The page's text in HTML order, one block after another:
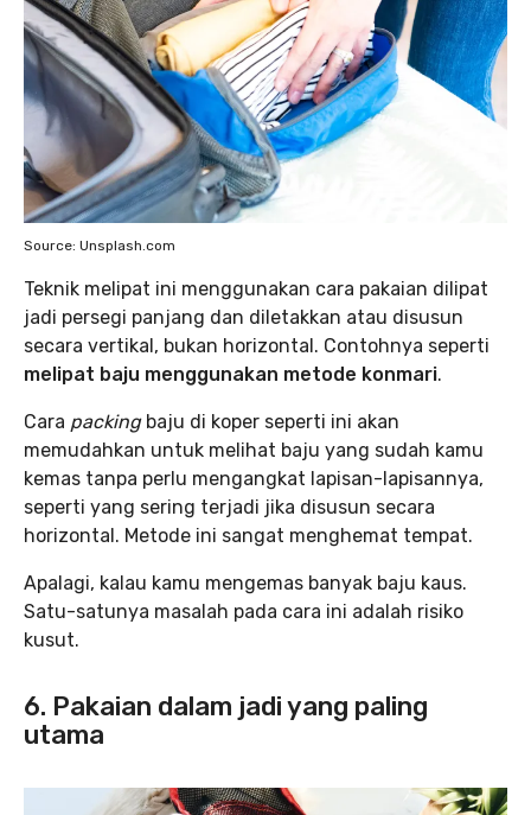
Source: Unsplash.com
Teknik melipat ini menggunakan cara pakaian dilipat
jadi persegi panjang dan diletakkan atau disusun
secara vertikal, bukan horizontal. Contohnya seperti
melipat baju menggunakan metode konmari.
Cara packingbaju di koper seperti ini akan
memudahkan untuk melihat baju yang sudah kamu
kemas tanpa perlu mengangkat lapisan-lapisannya,
seperti yang sering terjadi jika disusun secara
horizontal. Metode ini sangat menghemat tempat.
Apalagi, kalau kamu mengemas banyak baju kaus.
Satu-satunya masalah pada cara ini adalah risiko
kusut.
6. Pakaian dalam jadi yang paling
utama